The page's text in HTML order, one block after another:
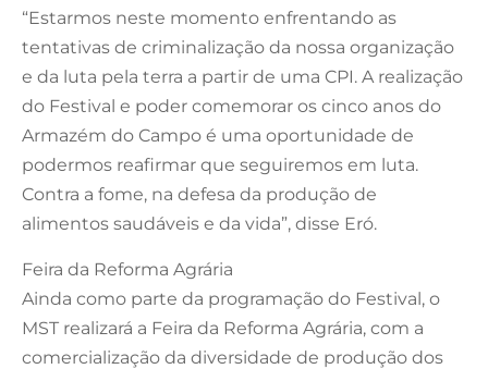
“Estarmos neste momento enfrentando as
tentativas de criminalização da nossa organização
e da luta pela terra a partir de uma CPI. A realização
do Festival e poder comemorar os cinco anos do
Armazém do Campo é uma oportunidade de
podermos reafirmar que seguiremos em luta.
Contra a fome, na defesa da produção de
alimentos saudáveis e da vida”, disse Eró.
Feira da Reforma Agrária
Ainda como parte da programação do Festival, o
MST realizará a Feira da Reforma Agrária, com a
comercialização da diversidade de produção dos